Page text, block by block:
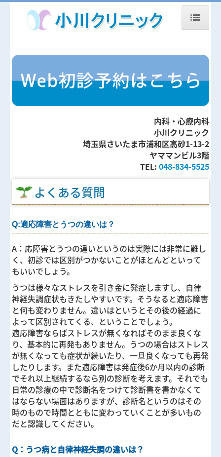
当院の心療内科で扱う病気
当院の内科で扱う病気
お知らせ
アクセス
よくある質問
うつ病チェックリスト
病診連携関連
個人情報保護方針
書面掲載事項について
内科・心療内科
小川クリニック
埼玉県さいたま市浦和区高砂1-13-2
ヤママンビル3階
TEL: 048-834-5525
よくある質問
Q:適応障害とうつの違いは？
A： 応障害とうつの違いというのは実際には非常に難し
く、初診では区別がつかないことがほとんどといって
もいいでしょう。
うつは様々なストレスを引き金に発症しますし、自律
神経失調症状もきたしやすいです。そうなると適応障害
と何も変わりません。違いはというとその後の経過に
よって区別されてくる、ということでしょう。
適応障害ならばストレスが無くなればそのまま良くな
り、基本的に再発もありません。うつの場合はストレス
が無くなっても症状が続いたり、一旦良くなっても再発
したりします。また適応障害は発症後6か月以内の診断
でそれ以上継続するなら別の診断を考えます。それでも
日常の診療の中で診断名をつけて診断書を書かなくて
はならない場面はありますが、診断名というのはその
時のもので時間とともに変わっていくことが多いもの
だと認識してください。
Q：うつ病と自律神経失調の違いは？